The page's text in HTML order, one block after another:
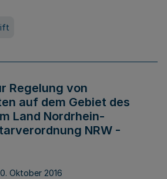
Regelung von
auf dem Gebiet des
Land Nordrhein-
NRW -
Oktober 2016